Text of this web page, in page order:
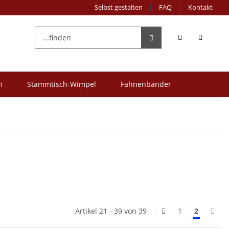
Selbst gestalten FAQ Kontakt
Stammtisch-Wimpel Fahnenbänder
Artikel 21 - 39 von 39 1 2